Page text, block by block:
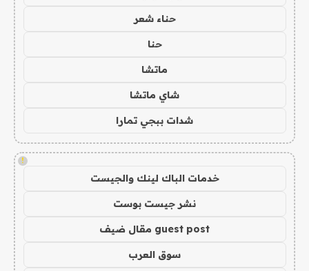
حناء شعر
حنا
ماتشا
شاي ماتشا
شدات ببجي تمارا
!
خدمات الباك لينك والجيست
نشر جيست بوست
guest post مقال ضيف
سوق العرب